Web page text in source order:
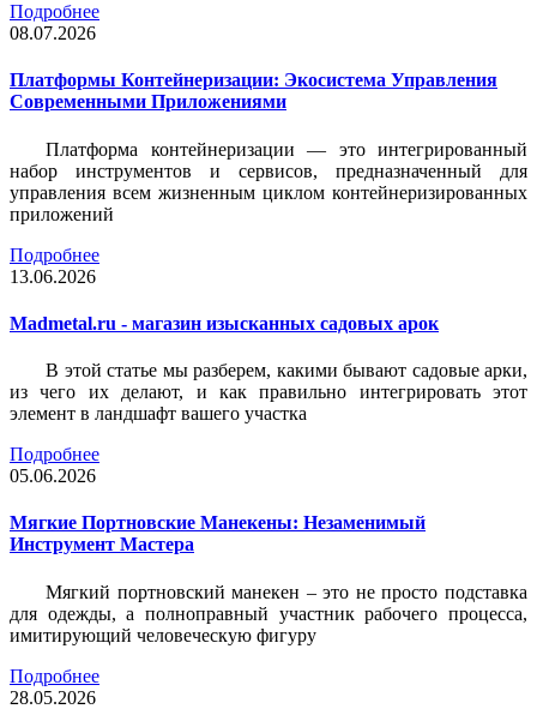
Подробнее
08.07.2026
Платформы Контейнеризации: Экосистема Управления
Современными Приложениями
Платформа контейнеризации — это интегрированный
набор инструментов и сервисов, предназначенный для
управления всем жизненным циклом контейнеризированных
приложений
Подробнее
13.06.2026
Madmetal.ru - магазин изысканных садовых арок
В этой статье мы разберем, какими бывают садовые арки,
из чего их делают, и как правильно интегрировать этот
элемент в ландшафт вашего участка
Подробнее
05.06.2026
Мягкие Портновские Манекены: Незаменимый
Инструмент Мастера
Мягкий портновский манекен – это не просто подставка
для одежды, а полноправный участник рабочего процесса,
имитирующий человеческую фигуру
Подробнее
28.05.2026